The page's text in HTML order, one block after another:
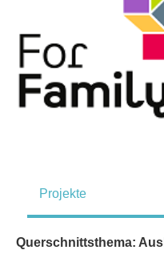
Projekte
Querschnittsthema: